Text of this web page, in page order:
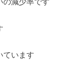
ています